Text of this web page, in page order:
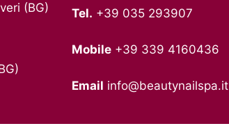
(BG) Tel. +39 035 293907
Mobile +39 339 4160436
Email info@beautynailspa.it